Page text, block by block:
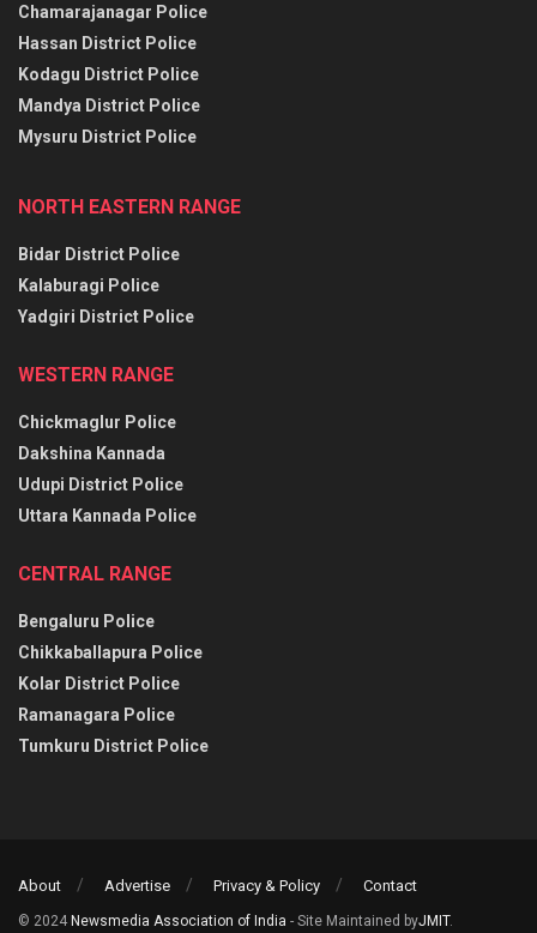
Chamarajanagar Police
Hassan District Police
Kodagu District Police
Mandya District Police
Mysuru District Police
NORTH EASTERN RANGE
Bidar District Police
Kalaburagi Police
Yadgiri District Police
WESTERN RANGE
Chickmaglur Police
Dakshina Kannada
Udupi District Police
Uttara Kannada Police
CENTRAL RANGE
Bengaluru Police
Chikkaballapura Police
Kolar District Police
Ramanagara Police
Tumkuru District Police
About Advertise Privacy & Policy Contact
© 2024 Newsmedia Association of India - Site Maintained byJMIT.